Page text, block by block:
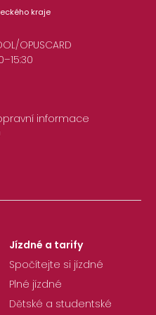
kraje
OPUSCARD
informace
Jízdné a tarify
Spočítejte si jízdné
Plné jízdné
Dětské a studentské